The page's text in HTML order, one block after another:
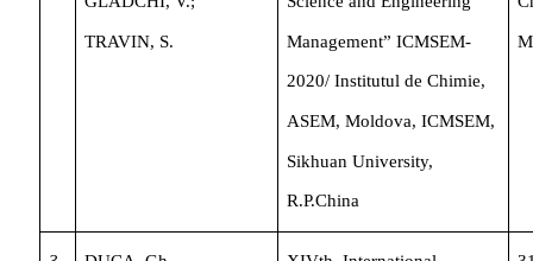
TRAVIN, S. Management” ICMSEM-
2020/ Institutul de Chimie,
ASEM, Moldova, ICMSEM,
Sikhuan University,
R.P.China